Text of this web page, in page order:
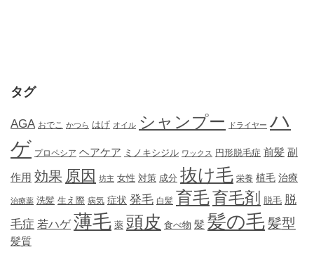
タグ
AGA おでこ かつら はげ オイル シャンプー ドライヤー ハ
ゲ プロペシア ヘアケア ミノキシジル ワックス 円形脱毛症 前髪 副
作用 効果 原因 坊主 女性 対策 成分 抜け毛 栄養 植毛 治療
治療薬 洗髪 生え際 病気 症状 発毛 白髪 育毛育毛剤 脱毛 脱
毛症 若ハゲ 薄毛 薬 頭皮 食べ物 髪 髪の毛髪型
髪質